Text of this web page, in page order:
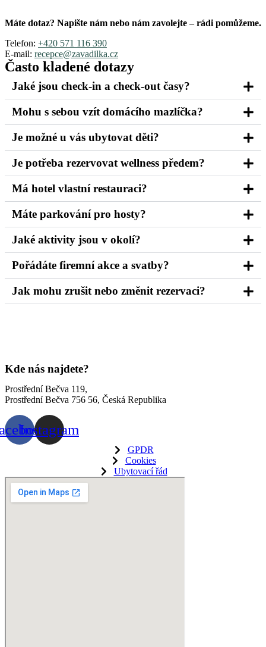
Máte dotaz? Napište nám nebo nám zavolejte – rádi pomůžeme.
Telefon: +420 571 116 390
E-mail: recepce@zavadilka.cz
Často kladené dotazy
Jaké jsou check-in a check-out časy?
Mohu s sebou vzít domácího mazlíčka?
Je možné u vás ubytovat děti?
Je potřeba rezervovat wellness předem?
Má hotel vlastní restauraci?
Máte parkování pro hosty?
Jaké aktivity jsou v okolí?
Pořádáte firemní akce a svatby?
Jak mohu zrušit nebo změnit rezervaci?
Kde nás najdete?
Prostřední Bečva 119,
Prostřední Bečva 756 56, Česká Republika
Instagram
GPDR
Cookies
Ubytovací řád